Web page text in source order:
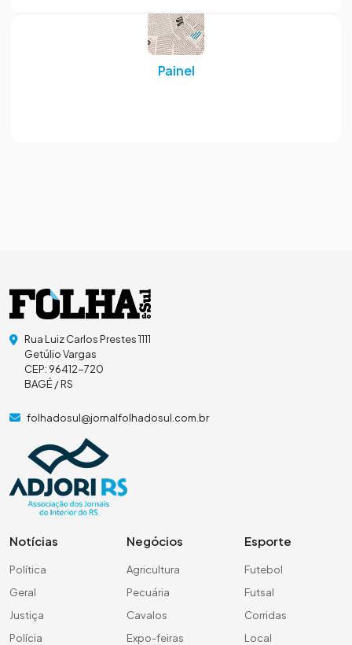
Painel
Rua Luiz Carlos Prestes 1111
Getúlio Vargas
CEP: 96412-720
BAGÉ / RS
folhadosul@jornalfolhadosul.com.br
Notícias
Política
Geral
Justiça
Polícia
Negócios
Agricultura
Pecuária
Cavalos
Expo-feiras
Esporte
Futebol
Futsal
Corridas
Local